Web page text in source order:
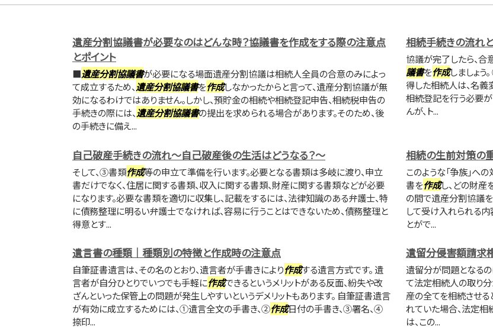
遺産分割協議書が必要なのはどんな時？協議書を作成をする際の注意点
とポイント
■遺産分割協議書が必要になる場面遺産分割協議は相続人全員の合意のみによっ
て成立するため、遺産分割協議書を作成しなかったからと言って、遺産分割協議が無
効になるわけではありません。しかし、預貯金の相続や相続登記申告、相続税申告の
手続きの際には、遺産分割協議書の提出を求められる場合があります。そのため、後
の手続きに備え...
相続手続きの流れ
協議が完了したら、合
議書を作成しましょ
得した相続人は、名義
相続登記を行う必要
んが、ト...
自己破産手続きの流れ～自己破産後の生活はどうなる？～
そして、③書類作成等の申立て準備を行います。必要となる書類は多岐に渡り、申立
書だけでなく、住居に関する書類、収入に関する書類、財産に関する書類などが必要
になります。必要な書類を適切に収集し、記載をするには、法律知識のある弁護士、特
に債務整理に明るい弁護士でなければ、容易に行うことはできないため、債務整理と
得意とす...
相続の生前対策の
このような「争族」へ
書を作成し、どの財
の間で遺産分割協議を
して受け入れられる
とがで...
遺言書の種類｜種類別の特徴と作成時の注意点
自筆証書遺言は、その名のとおり、遺言者が手書きにより作成する遺言方式です。 遺
言者が自分ひとりでいつでも手軽に作成できるというメリットがある反面、紛失や改
ざんといった保管上の問題が発生しやすいというデメリットもあります。 自筆証書遺言
が有効に成立するためには、①遺言全文の手書き、②作成日付の手書き、③署名、④
捺印...
遺留分侵害額請求
遺留分が問題となる
て法定相続人の取り分
産の全てを相続させ
れていた場合、法定相
は、この...